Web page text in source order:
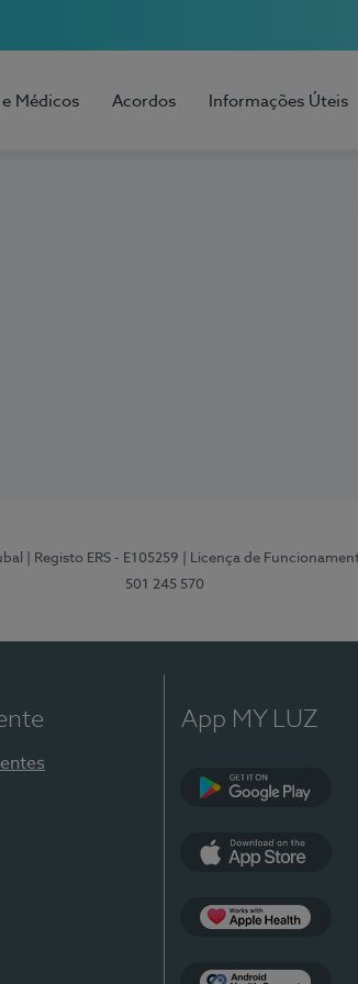
Médicos Acordos Informações Úteis
| Registo ERS - E105259 | Licença de
501 245 570
App MY LUZ